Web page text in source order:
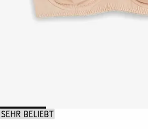
Sehr beliebt